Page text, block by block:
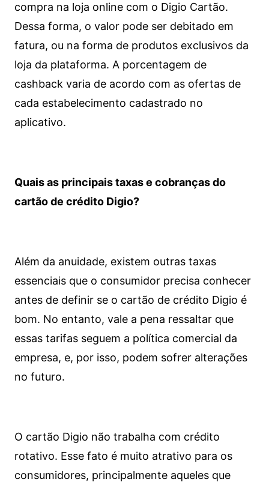
compra na loja online com o Digio Cartão.
Dessa forma, o valor pode ser debitado em
fatura, ou na forma de produtos exclusivos da
loja da plataforma. A porcentagem de
cashback varia de acordo com as ofertas de
cada estabelecimento cadastrado no
aplicativo.
Quais as principais taxas e cobranças do
cartão de crédito Digio?
Além da anuidade, existem outras taxas
essenciais que o consumidor precisa conhecer
antes de definir se o cartão de crédito Digio é
bom. No entanto, vale a pena ressaltar que
essas tarifas seguem a política comercial da
empresa, e, por isso, podem sofrer alterações
no futuro.
O cartão Digio não trabalha com crédito
rotativo. Esse fato é muito atrativo para os
consumidores, principalmente aqueles que